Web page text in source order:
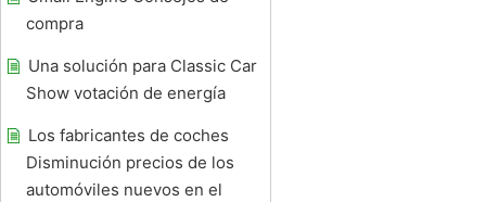
compra
Una solución para Classic Car
Show votación de energía
Los fabricantes de coches
Disminución precios de los
automóviles nuevos en el